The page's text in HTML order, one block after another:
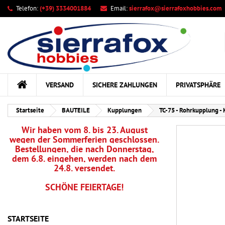
Telefon:(+39) 3334001884 Email:sierrafox@sierrafoxhobbies.com
VERSAND SICHERE ZAHLUNGEN PRIVATSPHÄRE
Startseite BAUTEILE Kupplungen TC-75 - Rohrkupplung -
Wir haben vom 8. bis 23. August
wegen der Sommerferien geschlossen.
Bestellungen, die nach Donnerstag,
dem 6.8. eingehen, werden nach dem
24.8. versendet.
SCHÖNE FEIERTAGE!
STARTSEITE